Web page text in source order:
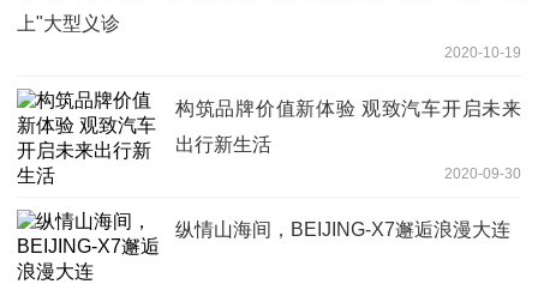
上"大型义诊
2020-10-19
构筑品牌价值新体验 观致汽车开启未来
出行新生活
2020-09-30
纵情山海间，BEIJING-X7邂逅浪漫大连